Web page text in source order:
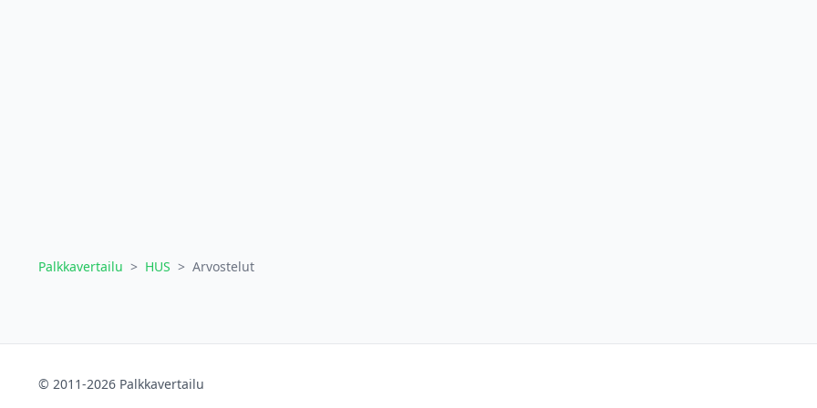
Palkkavertailu > HUS > Arvostelut
© 2011-2026 Palkkavertailu